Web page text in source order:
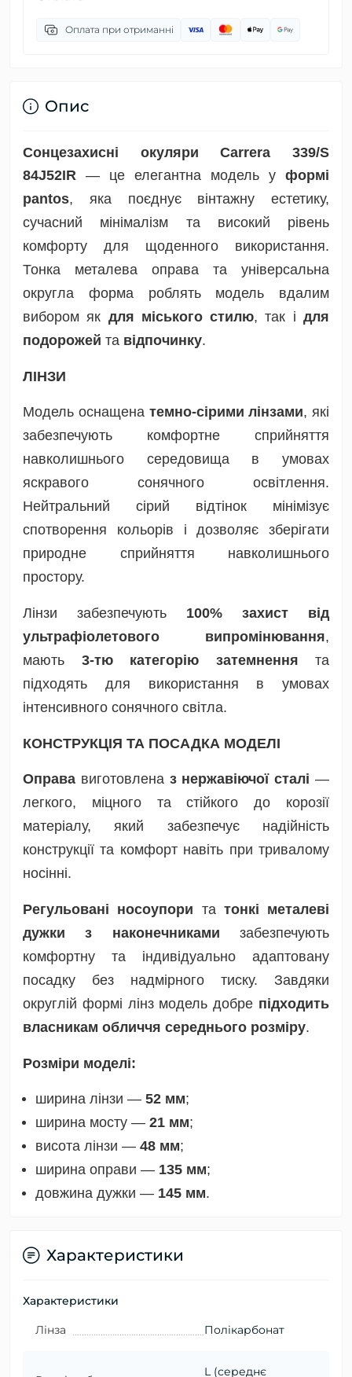
Оплата при отриманні
Опис
Сонцезахисні окуляри Carrera 339/S
84J52IR — це елегантна модель у формі
pantos, яка поєднує вінтажну естетику,
сучасний мінімалізм та високий рівень
комфорту для щоденного використання.
Тонка металева оправа та універсальна
округла форма роблять модель вдалим
вибором як для міського стилю, так ідля
подорожей та відпочинку.
ЛІНЗИ
Модель оснащена темно-сірими лінзами, які
забезпечують комфортне сприйняття
навколишнього середовища в умовах
яскравого сонячного освітлення.
Нейтральний сірий відтінок мінімізує
спотворення кольорів і дозволяє зберігати
природне сприйняття навколишнього
простору.
Лінзи забезпечують 100% захист від
ультрафіолетового випромінювання,
мають 3-тю категорію затемнення та
підходять для використання в умовах
інтенсивного сонячного світла.
КОНСТРУКЦІЯ ТА ПОСАДКА МОДЕЛІ
Оправа виготовлена з нержавіючої сталі —
легкого, міцного та стійкого до корозії
матеріалу, який забезпечує надійність
конструкції та комфорт навіть при тривалому
носінні.
Регульовані носоупори та тонкі металеві
дужки з наконечниками забезпечують
комфортну та індивідуально адаптовану
посадку без надмірного тиску. Завдяки
округлій формі лінз модель добре підходить
власникам обличчя середнього розміру.
Розміри моделі:
ширина лінзи — 52 мм;
ширина мосту — 21 мм;
висота лінзи — 48 мм;
ширина оправи — 135 мм;
довжина дужки — 145 мм.
Характеристики
Характеристики
Лінза Полікарбонат
L (середнє